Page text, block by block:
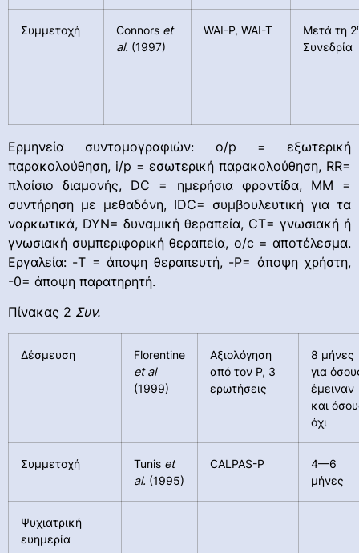
Συμμετοχή Connors et
al. (1997)
WAI-P, WAI-T Μετά τη 2
Συνεδρία
Ερμηνεία συντομογραφιών: o/p = εξωτερική
παρακολούθηση, i/p = εσωτερική παρακολούθηση, RR=
πλαίσιο διαμονής, DC = ημερήσια φροντίδα, MM =
συντήρηση με μεθαδόνη, IDC= συμβουλευτική για τα
ναρκωτικά, DYN= δυναμική θεραπεία, CT= γνωσιακή ή
γνωσιακή συμπεριφορική θεραπεία, o/c = αποτέλεσμα.
Εργαλεία: -T = άποψη θεραπευτή, -P= άποψη χρήστη,
-0= άποψη παρατηρητή.
Πίνακας 2 Συν.
Δέσμευση
Florentine
et al
(1999)
Αξιολόγηση
από τον P, 3
ερωτήσεις
8 μήνες
για
έμειναν
και
όχι
Συμμετοχή Tunis et
al. (1995)
CALPAS-P
4—6
μήνες
Ψυχιατρική
ευημερία